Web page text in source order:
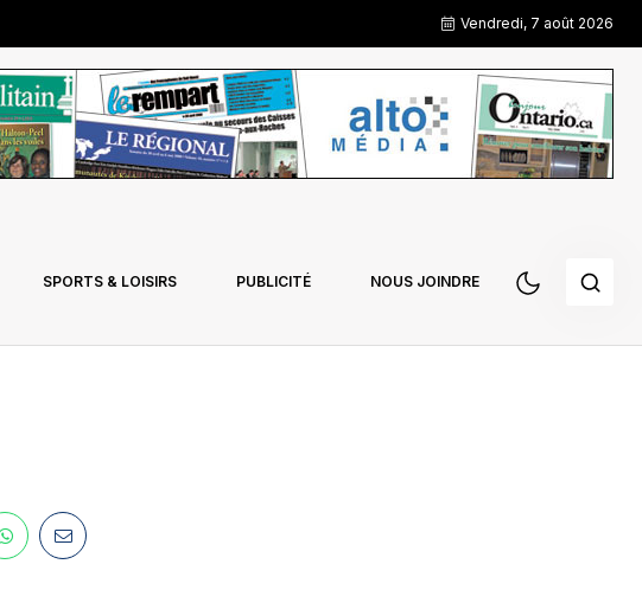
Vendredi, 7 août 2026
SPORTS & LOISIRS PUBLICITÉ NOUS JOINDRE